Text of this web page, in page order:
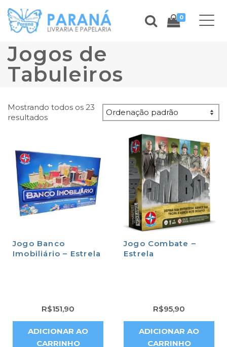
0
Jogos de
Tabuleiros
Mostrando todos os 23
resultados
Jogo Banco
Imobiliário – Estrela
R$151,90
ADICIONAR AO
CARRINHO
Jogo Combate –
Estrela
R$95,90
ADICIONAR AO
CARRINHO